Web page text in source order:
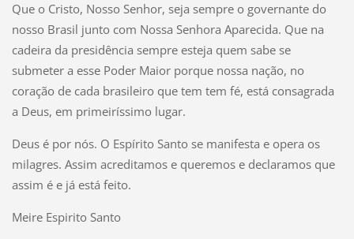
Que o Cristo, Nosso Senhor, seja sempre o governante do
nosso Brasil junto com Nossa Senhora Aparecida. Que na
cadeira da presidência sempre esteja quem sabe se
submeter a esse Poder Maior porque nossa nação, no
coração de cada brasileiro que tem tem fé, está consagrada
a Deus, em primeiríssimo lugar.
Deus é por nós. O Espírito Santo se manifesta e opera os
milagres. Assim acreditamos e queremos e declaramos que
assim é e já está feito.
Meire Espirito Santo